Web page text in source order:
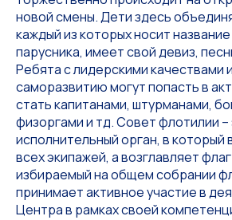
новой смены. Дети здесь
каждый из которых носит
парусника, имеет свой девиз,
Ребята с лидерскими качествами
саморазвитию могут попасть в
стать капитанами, штурманами,
физоргами и тд. Совет флотилии –
исполнительный орган, в который
всех экипажей, а возглавляет
избираемый на общем собрании
принимает активное участие в
Центра в рамках своей